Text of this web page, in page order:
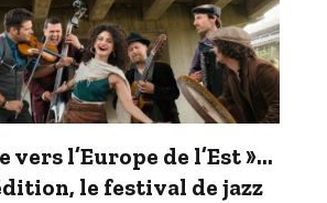
vers l’Europe de l’Est »…
le festival de jazz